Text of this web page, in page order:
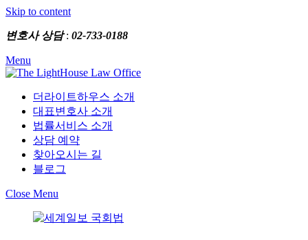
Skip to content
변호사 상담: 02-733-0188
Menu
더라이트하우스 소개
대표변호사 소개
법률서비스 소개
상담 예약
찾아오시는 길
블로그
Close Menu